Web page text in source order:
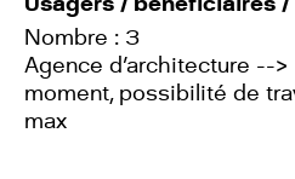
Nombre : 3
Agence d'architecture --
moment, possibilité de
max